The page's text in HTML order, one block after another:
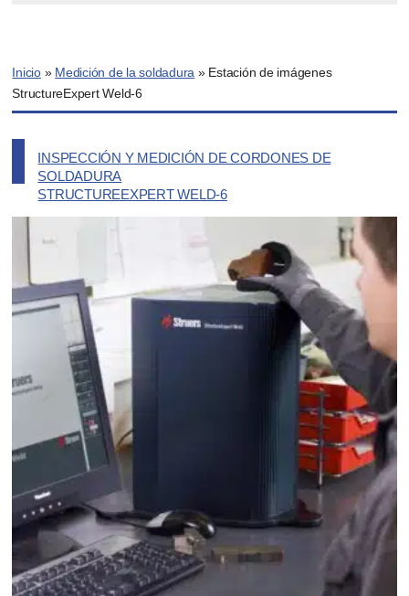
Inicio» Medición de la soldadura » Estación de imágenes
StructureExpert Weld-6
INSPECCIÓN Y MEDICIÓN DE CORDONES DE
SOLDADURA
STRUCTUREEXPERT WELD-6